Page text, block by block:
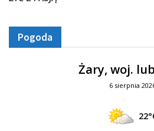
Pogoda
Żary, woj.
6 sierpnia